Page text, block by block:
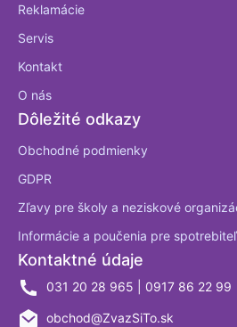
Reklamácie
Servis
Kontakt
O nás
Dôležité odkazy
Obchodné podmienky
GDPR
Zľavy pre školy a neziskové
Informácie a poučenia pre
Kontaktné údaje
031 20 28 965 | 0917 86 22 99
obchod@ZvazSiTo.sk